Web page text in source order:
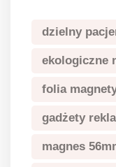
dzielny
ekologiczne
folia
gadżety
magnes